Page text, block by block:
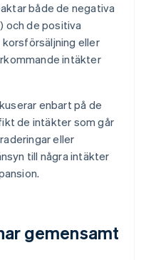
både de negativa
de positiva
eller
intäkter
enbart på de
de intäkter som går
eller
till några intäkter
gemensamt